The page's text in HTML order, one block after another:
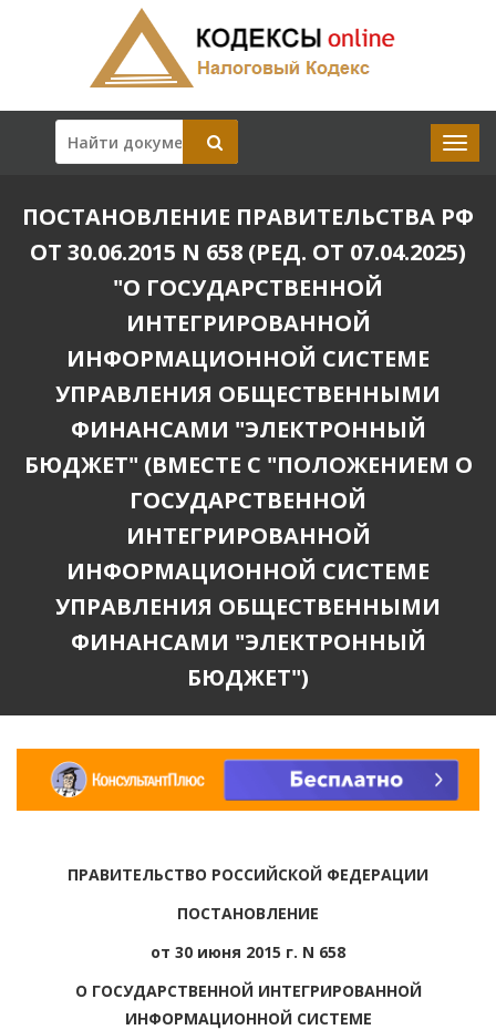
ПОСТАНОВЛЕНИЕ ПРАВИТЕЛЬСТВА РФ
ОТ 30.06.2015 N 658 (РЕД. ОТ 07.04.2025)
"О ГОСУДАРСТВЕННОЙ
ИНТЕГРИРОВАННОЙ
ИНФОРМАЦИОННОЙ СИСТЕМЕ
УПРАВЛЕНИЯ ОБЩЕСТВЕННЫМИ
ФИНАНСАМИ "ЭЛЕКТРОННЫЙ
БЮДЖЕТ" (ВМЕСТЕ С "ПОЛОЖЕНИЕМ О
ГОСУДАРСТВЕННОЙ
ИНТЕГРИРОВАННОЙ
ИНФОРМАЦИОННОЙ СИСТЕМЕ
УПРАВЛЕНИЯ ОБЩЕСТВЕННЫМИ
ФИНАНСАМИ "ЭЛЕКТРОННЫЙ
БЮДЖЕТ")
ПРАВИТЕЛЬСТВО РОССИЙСКОЙ ФЕДЕРАЦИИ
ПОСТАНОВЛЕНИЕ
от 30 июня 2015 г. N 658
О ГОСУДАРСТВЕННОЙ ИНТЕГРИРОВАННОЙ
ИНФОРМАЦИОННОЙ СИСТЕМЕ